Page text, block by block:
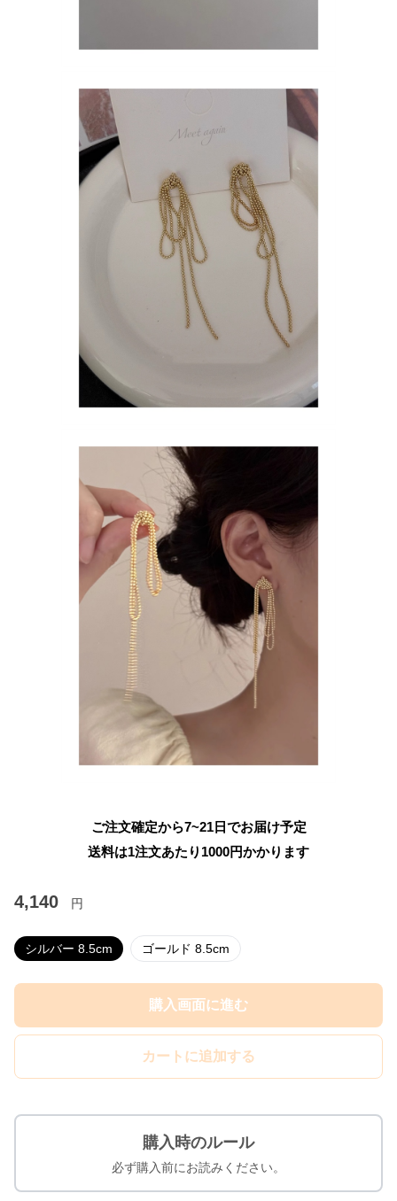
ご注文確定から7~21日でお届け予定
送料は1注文あたり 1000円かかります
4,140 円
シルバー 8.5cm ゴールド 8.5cm
購入画面に進む
カートに追加する
購入時のルール
必ず購入前にお読みください。